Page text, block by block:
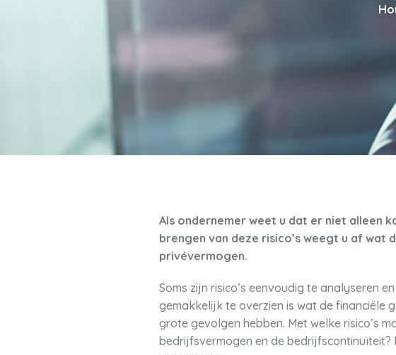
Als ondernemer weet u dat er niet alleen
brengen van deze risico’s weegt u af wat
privévermogen.
Soms zijn risico’s eenvoudig te analyseren
gemakkelijk te overzien is wat de financiële
grote gevolgen hebben. Met welke risico’s
bedrijfsvermogen en de